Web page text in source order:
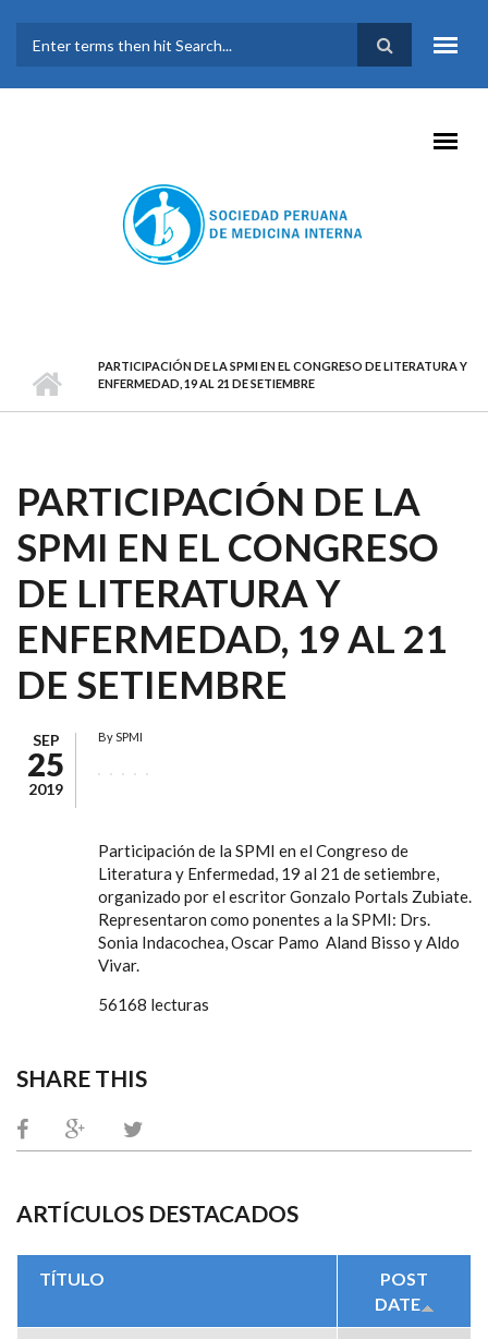
FORMULARIO DE
BÚSQUEDA
PARTICIPACIÓN DE LA SPMI EN EL CONGRESO DE LITERATURA Y
ENFERMEDAD, 19 AL 21 DE SETIEMBRE
PARTICIPACIÓN DE LA
SPMI EN EL CONGRESO
DE LITERATURA Y
ENFERMEDAD, 19 AL 21
DE SETIEMBRE
SEP
25
2019
BySPMI
Participación de la SPMI en el Congreso de
Literatura y Enfermedad, 19 al 21 de setiembre,
organizado por el escritor Gonzalo Portals Zubiate.
Representaron como ponentes a la SPMI: Drs.
Sonia Indacochea, Oscar Pamo Aland Bisso y Aldo
Vivar.
56168 lecturas
SHARE THIS
ARTÍCULOS DESTACADOS
TÍTULO
POST
DATE